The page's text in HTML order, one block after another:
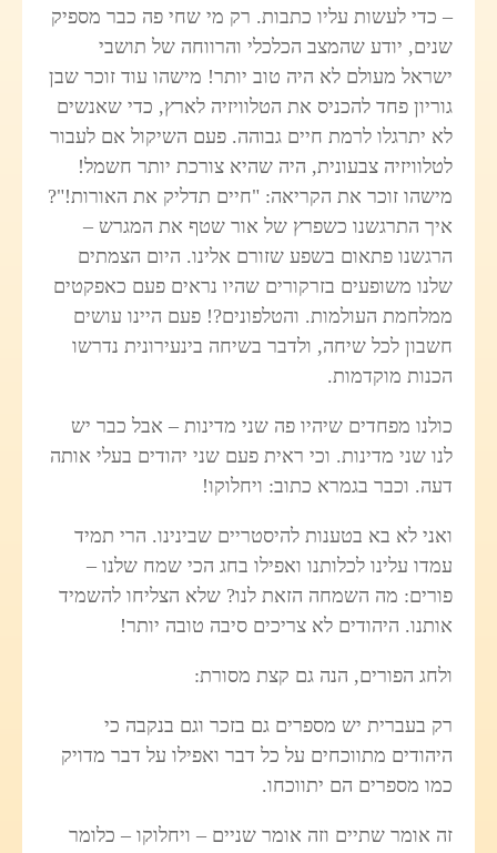
– כדי לעשות עליו כתבות. רק מי שחי פה כבר מספיק
שנים, יודע שהמצב הכלכלי והרווחה של תושבי
ישראל מעולם לא היה טוב יותר! מישהו עוד זוכר שבן
גוריון פחד להכניס את הטלוויזיה לארץ, כדי שאנשים
לא יתרגלו לרמת חיים גבוהה. פעם השיקול אם לעבור
לטלוויזיה צבעונית, היה שהיא צורכת יותר חשמל!
מישהו זוכר את הקריאה: "חיים תדליק את האורות!"?
איך התרגשנו כשפרץ של אור שטף את המגרש –
הרגשנו פתאום בשפע שזורם אלינו. היום הצמתים
שלנו משופעים בזרקורים שהיו נראים פעם כאפקטים
ממלחמת העולמות. והטלפונים?! פעם היינו עושים
חשבון לכל שיחה, ולדבר בשיחה בינעירונית נדרשו
הכנות מוקדמות.
כולנו מפחדים שיהיו פה שני מדינות – אבל כבר יש
לנו שני מדינות. וכי ראית פעם שני יהודים בעלי אותה
דעה. וכבר בגמרא כתוב: ויחלוקו!
ואני לא בא בטענות להיסטריים שבינינו. הרי תמיד
עמדו עלינו לכלותנו ואפילו בחג הכי שמח שלנו –
פורים: מה השמחה הזאת לנו? שלא הצליחו להשמיד
אותנו. היהודים לא צריכים סיבה טובה יותר!
ולחג הפורים, הנה גם קצת מסורת:
רק בעברית יש מספרים גם בזכר וגם בנקבה כי
היהודים מתווכחים על כל דבר ואפילו על דבר מדויק
כמו מספרים הם יתווכחו.
זה אומר שתיים וזה אומר שניים – ויחלוקו – כלומר